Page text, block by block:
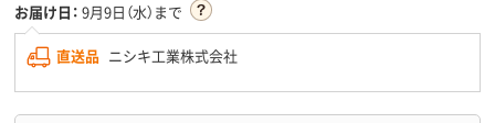
お届け日： 9月9日（水）まで
直送品 ニシキ工業株式会社